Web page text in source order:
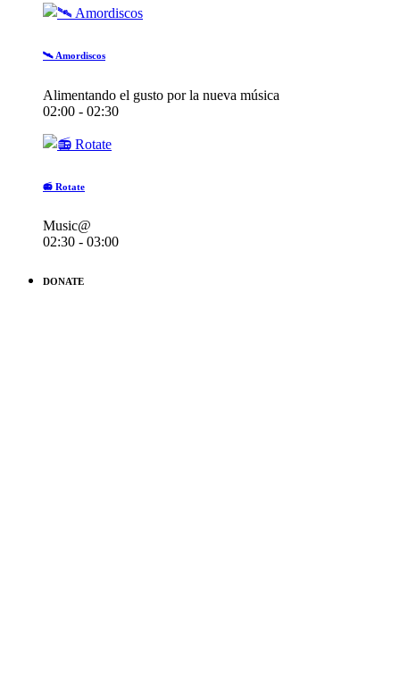
🛰️ Amordiscos
Alimentando el gusto por la nueva música
02:00 - 02:30
📻 Rotate
Music@
02:30 - 03:00
DONATE